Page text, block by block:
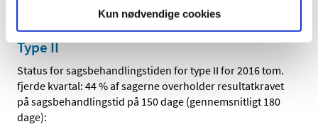
Kun nødvendige cookies
Se tabel 4-6 for type IB variationer
Type II
Status for sagsbehandlingstiden for type II for 2016 tom.
fjerde kvartal: 44 % af sagerne overholder resultatkravet
på sagsbehandlingstid på 150 dage (gennemsnitligt 180
dage):